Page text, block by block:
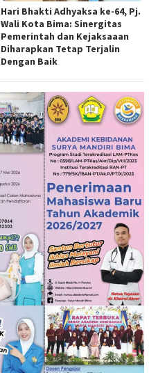
Hari Bhakti Adhyaksa ke-64, Pj.
Wali Kota Bima: Sinergitas
Pemerintah dan Kejaksaaan
Diharapkan Tetap Terjalin
Dengan Baik